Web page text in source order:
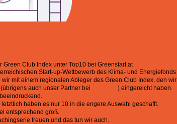
Greenstart.at
Green Club Index unter Top10 bei Greenstart.at
Start-up-Wettbewerb des Klima- und Energiefonds
mit einem regionalen Ableger des Green Club Index, den wir
auch unser Partner bei
) eingereicht haben.
haben es nur 10 in die engere Auswahl geschafft.
entsprechend groß.
freuen und das tun wir auch.